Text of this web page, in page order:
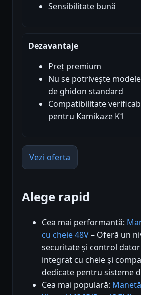
Sensibilitate bună
Dezavantaje
Preț premium
Nu se potrivește
de ghidon standard
Compatibilitate
pentru Kamikaze K1
Vezi oferta
Alege rapid
Cea mai performantă:
cu cheie 48V– Oferă un
securitate și control
integrat cu cheie și
dedicate pentru sisteme
Cea mai populară: